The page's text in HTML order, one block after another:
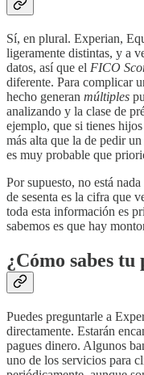
Sí, en plural. Experian,
ligeramente distintas, y a
datos, así que el FICO
diferente. Para complicar
hecho generan múltiples
analizando y la clase de
ejemplo, que si tienes
más alta que la de pedir
es muy probable que
Por supuesto, no está
de sesenta es la cifra que
toda esta información es
sabemos es que hay
¿Cómo sabes
Puedes preguntarle a
directamente. Estarán
pagues dinero. Algunos
uno de los servicios para